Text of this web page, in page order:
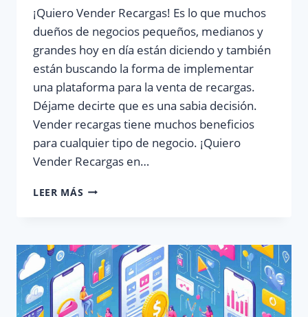
¡Quiero Vender Recargas! Es lo que muchos
dueños de negocios pequeños, medianos y
grandes hoy en día están diciendo y también
están buscando la forma de implementar
una plataforma para la venta de recargas.
Déjame decirte que es una sabia decisión.
Vender recargas tiene muchos beneficios
para cualquier tipo de negocio. ¡Quiero
Vender Recargas en…
LEER MÁS ¡QUIERO